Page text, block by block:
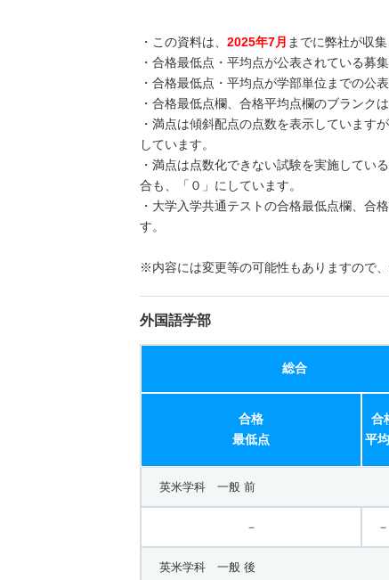
・この資料は、 2025年7月 までに弊社が収
・合格最低点・平均点が公表されている募
・合格最低点・平均点が学部単位までの公
・合格最低点欄、合格平均点欄のブランク
・満点は傾斜配点の点数を表示しています
しています。
・満点は点数化できない試験を実施してい
合も、「０」にしています。
・大学入学共通テストの合格最低点欄、合
す。
※内容には変更等の可能性もありますので
外国語学部
総合
合格
最低点
合
平
英米学科 一般 前
－ －
英米学科 一般 後